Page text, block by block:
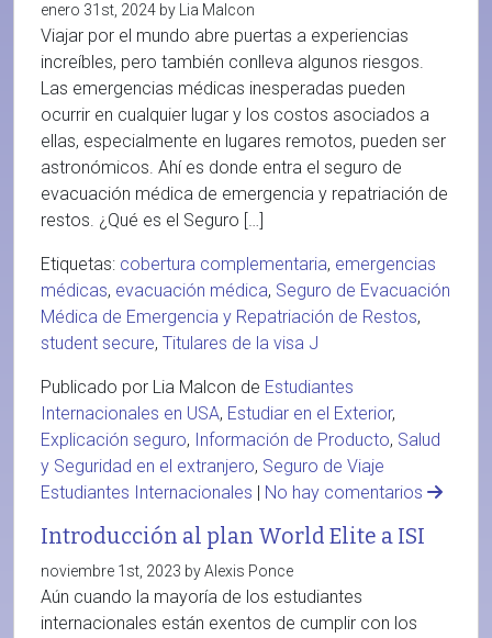
enero 31st, 2024 by Lia Malcon
Viajar por el mundo abre puertas a experiencias
increíbles, pero también conlleva algunos riesgos.
Las emergencias médicas inesperadas pueden
ocurrir en cualquier lugar y los costos asociados a
ellas, especialmente en lugares remotos, pueden ser
astronómicos. Ahí es donde entra el seguro de
evacuación médica de emergencia y repatriación de
restos. ¿Qué es el Seguro […]
Etiquetas: cobertura complementaria, emergencias
médicas, evacuación médica, Seguro de Evacuación
Médica de Emergencia y Repatriación de Restos,
student secure, Titulares de la visa J
Publicado por Lia Malcon de Estudiantes
Internacionales en USA, Estudiar en el Exterior,
Explicación seguro, Información de Producto, Salud
y Seguridad en el extranjero, Seguro de Viaje
Estudiantes Internacionales | No hay comentarios
Introducción al plan World Elite a ISI
noviembre 1st, 2023 by Alexis Ponce
Aún cuando la mayoría de los estudiantes
internacionales están exentos de cumplir con los